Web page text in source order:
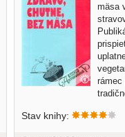
mäsa
rámec
Stav knihy: